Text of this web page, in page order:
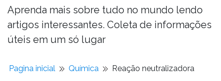
Aprenda mais sobre tudo no mundo lendo
artigos interessantes. Coleta de informações
úteis em um só lugar
Pagina inicial Química Reação neutralizadora